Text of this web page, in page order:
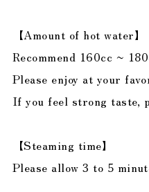
【Amount of hot water】
Recommend 160cc ~
Please enjoy at your
If you feel strong taste,
【Steaming time】
Please allow 3 to 5